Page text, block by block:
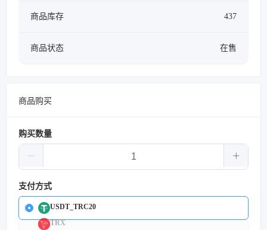
商品库存 437
商品状态 在售
商品购买
购买数量
支付方式
USDT_TRC20
TRX